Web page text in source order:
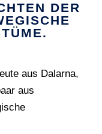
DER
aus Dalarna,
aus